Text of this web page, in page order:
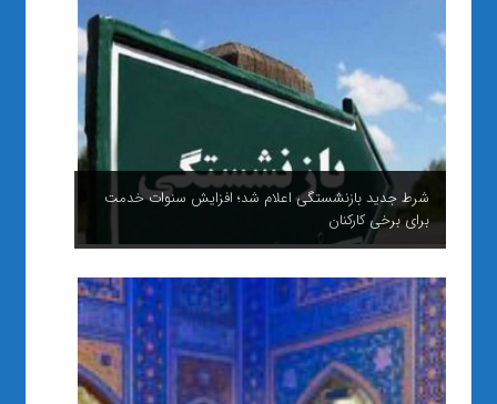
شرط جدید بازنشستگی اعلام شد؛ افزایش سنوات خدمت
برای برخی کارکنان